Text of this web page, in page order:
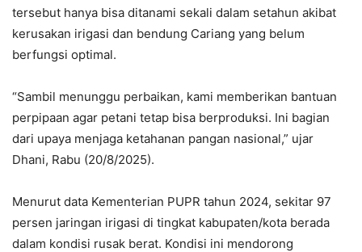
tersebut hanya bisa ditanami sekali dalam setahun akibat
kerusakan irigasi dan bendung Cariang yang belum
berfungsi optimal.
“Sambil menunggu perbaikan, kami memberikan bantuan
perpipaan agar petani tetap bisa berproduksi. Ini bagian
dari upaya menjaga ketahanan pangan nasional,” ujar
Dhani, Rabu (20/8/2025).
Menurut data Kementerian PUPR tahun 2024, sekitar 97
persen jaringan irigasi di tingkat kabupaten/kota berada
dalam kondisi rusak berat. Kondisi ini mendorong